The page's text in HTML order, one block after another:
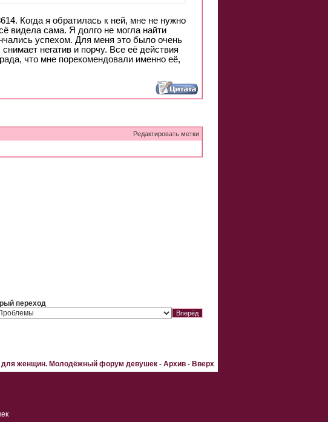
Когда я обратилась к ней, мне не нужно
видела сама. Я долго не могла найти
успехом. Для меня это было очень
негатив и порчу. Все её действия
что мне порекомендовали именно её,
Редактировать метки
переход
женщин. Молодёжный форум девушек - Архив - Вверх